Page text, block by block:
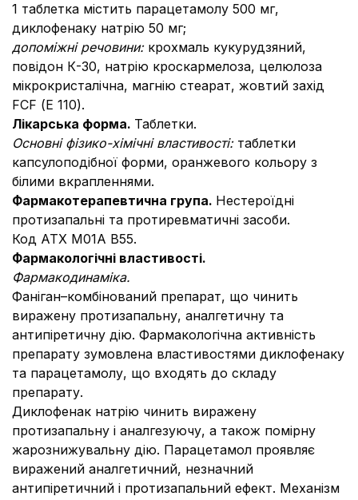
1 таблетка містить парацетамолу 500 мг,
диклофенаку натрію 50 мг;
допоміжні речовини: крохмаль кукурудзяний,
повідон К-30, натрію кроскармелоза, целюлоза
мікрокристалічна, магнію стеарат, жовтий захід
FCF (Е 110).
Лікарська форма. Таблетки.
Основні фізико-хімічні властивості: таблетки
капсулоподібної форми, оранжевого кольору з
білими вкрапленнями.
Фармакотерапевтична група. Нестероїдні
протизапальні та протиревматичні засоби.
Код АТХ М01А В55.
Фармакологічні властивості.
Фармакодинаміка.
Фаніган–комбінований препарат, що чинить
виражену протизапальну, аналгетичну та
антипіретичну дію. Фармакологічна активність
препарату зумовлена властивостями диклофенаку
та парацетамолу, що входять до складу
препарату.
Диклофенак натрію чинить виражену
протизапальну і аналгезуючу, а також помірну
жарознижувальну дію. Парацетамол проявляє
виражений аналгетичний, незначний
антипіретичний і протизапальний ефект. Механізм